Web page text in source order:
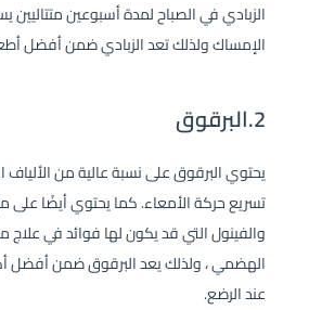
الزبادي في الصباح لمدة أسبوعين
الإمساك ولذلك تعد الزبادي ضمن أفضل
2.البرقوق
يحتوي البرقوق على نسبة عالية من الألياف
تسريع حركة الأمعاء. كما يحتوي أيضًا على
والفينول التي قد يكون لها فوائد في علاج
الهضمي ، ولذلك يعد البرقوق ضمن أفضل
عند الرضع.